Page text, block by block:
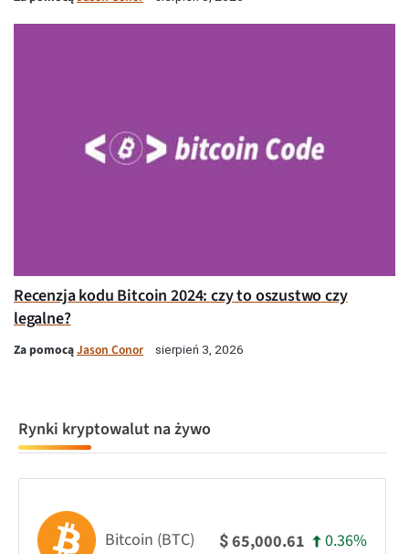
Recenzja kodu Bitcoin 2024: czy to oszustwo czy
legalne?
Za pomocąJason Conor sierpień 3, 2026
Rynki kryptowalut na żywo
Bitcoin (BTC) $65,000.61 0.36%